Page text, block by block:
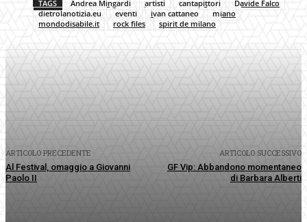
TAGS Andrea Mingardi artisti cantapittori
Davide Falco
dietrolanotizia.eu
eventi ivan cattaneo
miano
mondodisabile.it
rock files spirit de milano
ARTICOLO PRECEDENTE
Al Festival, omaggio a Giovanni
Paolo II
ARTICOLO SUCCESSIVO
GF Vip: Abbandono momentaneo
di Barbara Alberti